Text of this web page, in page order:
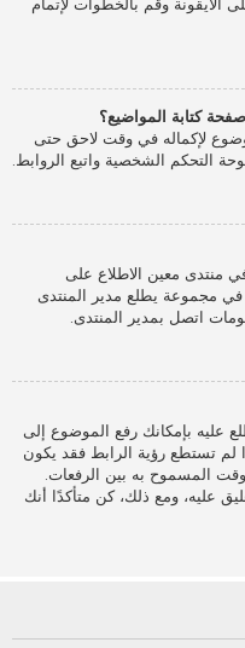
كتابة المواضيع؟
لإكماله في وقت لاحق حتى
التحكم الشخصية واتبع الروابط.
منتدى معين الاطلاع على
مجموعة يطلع مدير المنتدى
اتصل بمدير المنتدى.
عليه بإمكانك رفع الموضوع إلى
لم تستطع رؤية الرابط فقد يكون
المسموح به بين الرفعات.
عليه، ومع ذلك، كن متأكدًا أنك